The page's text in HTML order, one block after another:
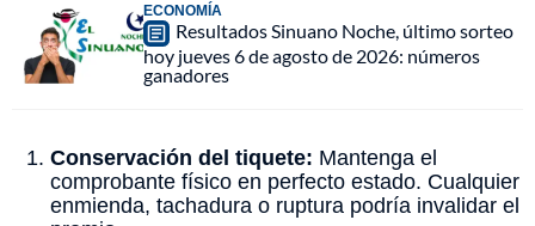
ECONOMÍA
Resultados Sinuano Noche, último sorteo
hoy jueves 6 de agosto de 2026: números
ganadores
Conservación del tiquete: Mantenga el
comprobante físico en perfecto estado. Cualquier
enmienda, tachadura o ruptura podría invalidar el